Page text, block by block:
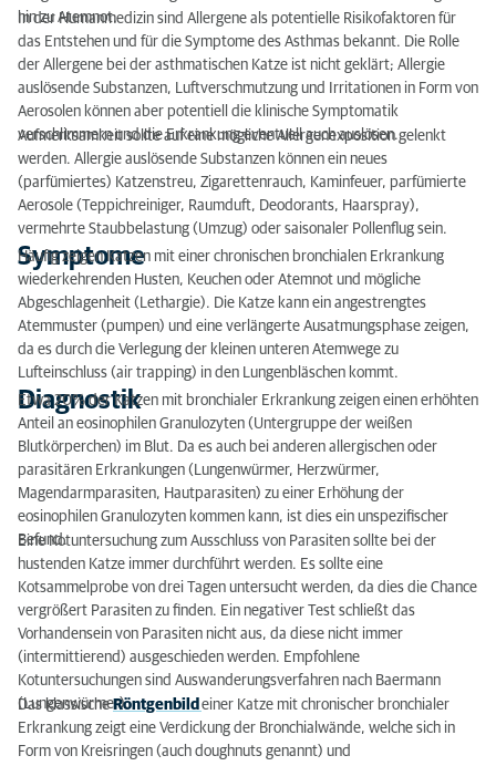
hin zu Atemnot.
In der Humanmedizin sind Allergene als potentielle Risikofaktoren für
das Entstehen und für die Symptome des Asthmas bekannt. Die Rolle
der Allergene bei der asthmatischen Katze ist nicht geklärt; Allergie
auslösende Substanzen, Luftverschmutzung und Irritationen in Form von
Aerosolen können aber potentiell die klinische Symptomatik
verschlimmern und die Erkrankung eventuell auch auslösen.
Aufmerksamkeit sollte auf eine mögliche Allergenexposition gelenkt
werden. Allergie auslösende Substanzen können ein neues
(parfümiertes) Katzenstreu, Zigarettenrauch, Kaminfeuer, parfümierte
Aerosole (Teppichreiniger, Raumduft, Deodorants, Haarspray),
vermehrte Staubbelastung (Umzug) oder saisonaler Pollenflug sein.
Symptome
Häufig zeigen Katzen mit einer chronischen bronchialen Erkrankung
wiederkehrenden Husten, Keuchen oder Atemnot und mögliche
Abgeschlagenheit (Lethargie). Die Katze kann ein angestrengtes
Atemmuster (pumpen) und eine verlängerte Ausatmungsphase zeigen,
da es durch die Verlegung der kleinen unteren Atemwege zu
Lufteinschluss (air trapping) in den Lungenbläschen kommt.
Diagnostik
Etwa 20% der Katzen mit bronchialer Erkrankung zeigen einen erhöhten
Anteil an eosinophilen Granulozyten (Untergruppe der weißen
Blutkörperchen) im Blut. Da es auch bei anderen allergischen oder
parasitären Erkrankungen (Lungenwürmer, Herzwürmer,
Magendarmparasiten, Hautparasiten) zu einer Erhöhung der
eosinophilen Granulozyten kommen kann, ist dies ein unspezifischer
Befund.
Eine Kotuntersuchung zum Ausschluss von Parasiten sollte bei der
hustenden Katze immer durchführt werden. Es sollte eine
Kotsammelprobe von drei Tagen untersucht werden, da dies die Chance
vergrößert Parasiten zu finden. Ein negativer Test schließt das
Vorhandensein von Parasiten nicht aus, da diese nicht immer
(intermittierend) ausgeschieden werden. Empfohlene
Kotuntersuchungen sind Auswanderungsverfahren nach Baermann
(Lungenwürmer).
Das klassischeRöntgenbild einer Katze mit chronischer bronchialer
Erkrankung zeigt eine Verdickung der Bronchialwände, welche sich in
Form von Kreisringen (auch doughnuts genannt) und